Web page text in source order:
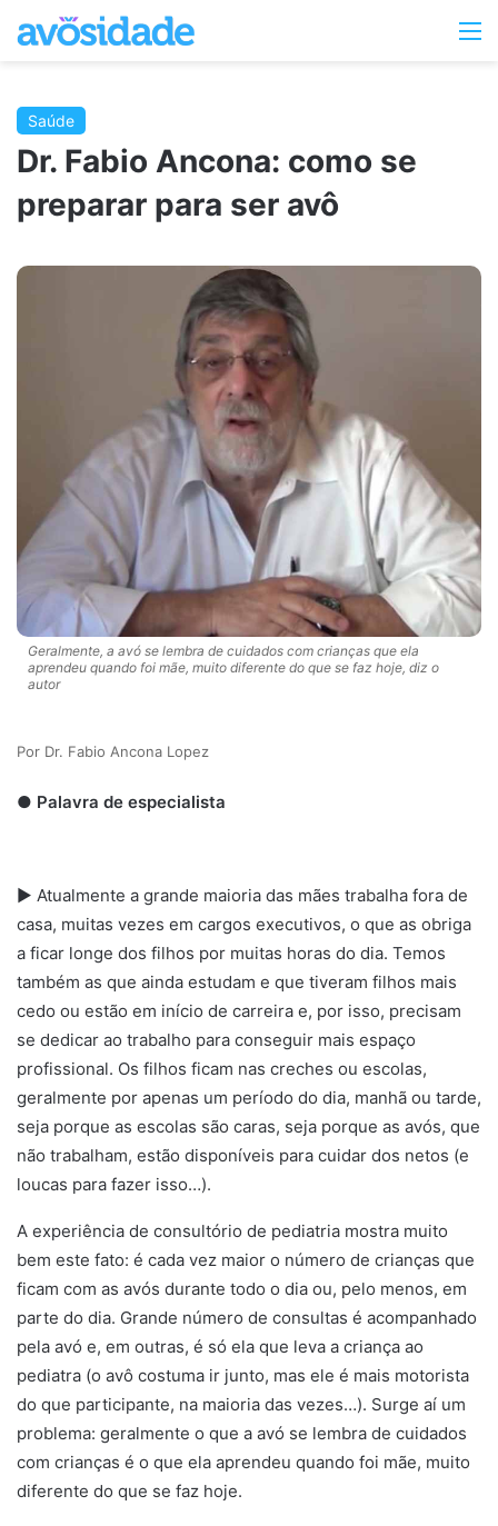
Switch
Saúde
Dr. Fabio Ancona: como se
preparar para ser avô
Geralmente, a avó se lembra de cuidados com crianças que ela
aprendeu quando foi mãe, muito diferente do que se faz hoje, diz o
autor
Dr. Fabio Ancona Lopez
● Palavra de especialista
► Atualmente a grande maioria das mães trabalha fora de
casa, muitas vezes em cargos executivos, o que as obriga
a ficar longe dos filhos por muitas horas do dia. Temos
também as que ainda estudam e que tiveram filhos mais
cedo ou estão em início de carreira e, por isso, precisam
se dedicar ao trabalho para conseguir mais espaço
profissional. Os filhos ficam nas creches ou escolas,
geralmente por apenas um período do dia, manhã ou tarde,
seja porque as escolas são caras, seja porque as avós, que
não trabalham, estão disponíveis para cuidar dos netos (e
loucas para fazer isso…).
A experiência de consultório de pediatria mostra muito
bem este fato: é cada vez maior o número de crianças que
ficam com as avós durante todo o dia ou, pelo menos, em
parte do dia. Grande número de consultas é acompanhado
pela avó e, em outras, é só ela que leva a criança ao
pediatra (o avô costuma ir junto, mas ele é mais motorista
do que participante, na maioria das vezes…). Surge aí um
problema: geralmente o que a avó se lembra de cuidados
com crianças é o que ela aprendeu quando foi mãe, muito
diferente do que se faz hoje.